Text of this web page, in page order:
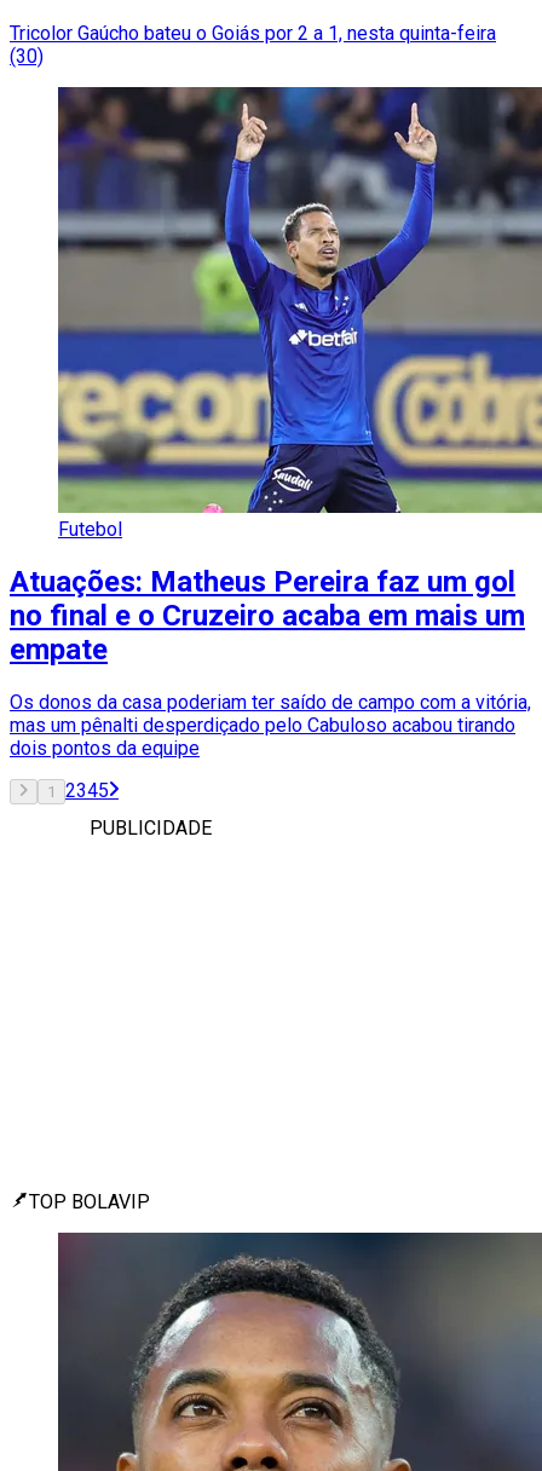
Tricolor Gaúcho bateu o Goiás por 2 a 1, nesta quinta-feira
(30)
Futebol
Atuações: Matheus Pereira faz um gol
no final e o Cruzeiro acaba em mais um
empate
Os donos da casa poderiam ter saído de campo com a vitória,
mas um pênalti desperdiçado pelo Cabuloso acabou tirando
dois pontos da equipe
1 2345
PUBLICIDADE
TOP BOLAVIP